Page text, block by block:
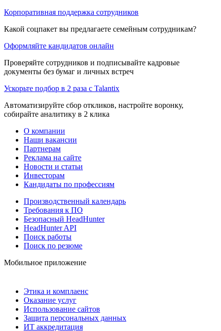
Корпоративная поддержка сотрудников
Какой соцпакет вы предлагаете семейным сотрудникам?
Оформляйте кандидатов онлайн
Проверяйте сотрудников и подписывайте кадровые
документы без бумаг и личных встреч
Ускорьте подбор в 2 раза с Talantix
Автоматизируйте сбор откликов, настройте воронку,
собирайте аналитику в 2 клика
О компании
Наши вакансии
Партнерам
Реклама на сайте
Новости и статьи
Инвесторам
Кандидаты по профессиям
Производственный календарь
Требования к ПО
Безопасный HeadHunter
HeadHunter API
Поиск работы
Поиск по резюме
Мобильное приложение
Этика и комплаенс
Оказание услуг
Использование сайтов
Защита персональных данных
ИТ аккредитация